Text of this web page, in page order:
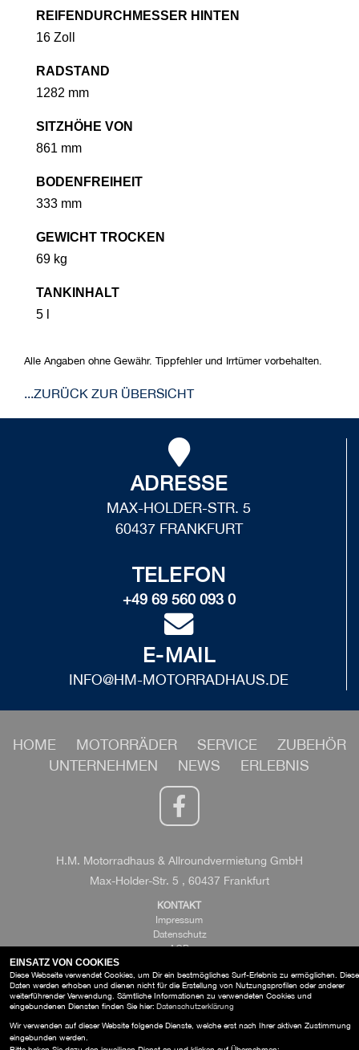
REIFENDURCHMESSER HINTEN
16 Zoll
RADSTAND
1282 mm
SITZHÖHE VON
861 mm
BODENFREIHEIT
333 mm
GEWICHT TROCKEN
69 kg
TANKINHALT
5 l
Alle Angaben ohne Gewähr. Tippfehler und Irrtümer vorbehalten.
...ZURÜCK ZUR ÜBERSICHT
ADRESSE
MAX-HOLDER-STR. 5
60437 FRANKFURT
TELEFON
+49 69 560 093 0
E-MAIL
INFO@HM-MOTORRADHAUS.DE
HOME MOTORRÄDER SERVICE
ZUBEHÖR
UNTERNEHMEN
NEWS ERLEBNIS
H.M. Motorradhaus & Allroundvermietung GmbH
Max-Holder-Str. 5 , 60437 Frankfurt
KONTAKT
Impressum
Datenschutz
AGB
EINSATZ VON COOKIES
Diese Webseite verwendet Cookies, um Dir ein bestmögliches Surf-Erlebnis zu ermöglichen. Diese
Daten werden erhoben und dienen nicht für die Erstellung von Nutzungsprofilen oder anderer
weiterführender Verwendung. Sämtliche Informationen zu verwendeten Cookies und
eingebundenen Diensten finden Sie hier: Datenschutzerklärung
Wir verwenden auf dieser Website folgende Dienste, welche erst nach Ihrer aktiven Zustimmung
eingebunden werden.